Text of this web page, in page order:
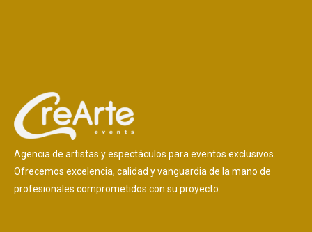
Agencia de artistas y espectáculos para eventos exclusivos.
Ofrecemos excelencia, calidad y vanguardia de la mano de
profesionales comprometidos con su proyecto.